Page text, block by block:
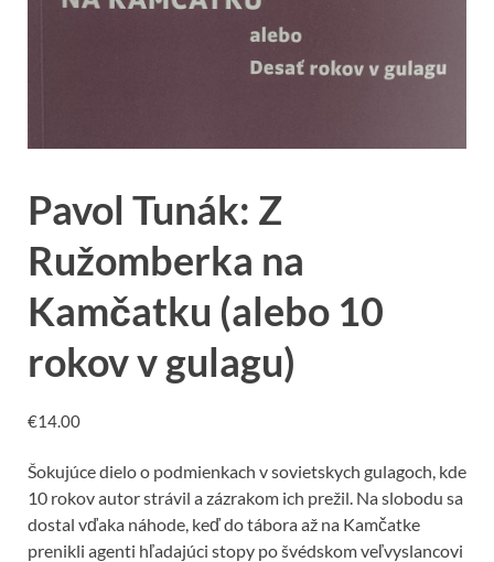
Pavol Tunák: Z
Ružomberka na
Kamčatku (alebo 10
rokov v gulagu)
€14.00
Šokujúce dielo o podmienkach v sovietskych gulagoch, kde
10 rokov autor strávil a zázrakom ich prežil. Na slobodu sa
dostal vďaka náhode, keď do tábora až na Kamčatke
prenikli agenti hľadajúci stopy po švédskom veľvyslancovi